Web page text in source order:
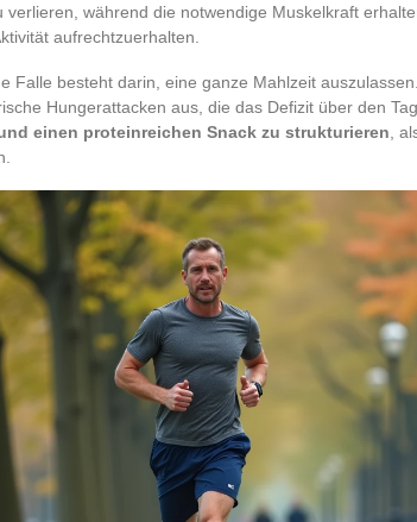
verlieren, während die notwendige Muskelkraft
aufrechtzuerhalten.
Falle besteht darin, eine ganze Mahlzeit
Hungerattacken aus, die das Defizit über den
einen proteinreichen Snack zu strukturieren ,